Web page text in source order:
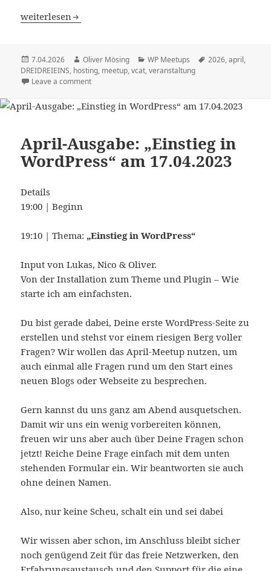
Hosting – „Wo wohnt mein WordPress?“ – Meetup
weiterlesen
Veröffentlicht
am
7.04.2026 Autor
Oliver Mösing Kategorien
WP Meetups Schlagwörter
2026,april,
DREIDREIEINS, hosting, meetup,vcat,veranstaltung
Leave a comment
April-Ausgabe: „Einstieg in
WordPress“ am 17.04.2023
Details
19:00 | Beginn
19:10 | Thema: „Einstieg in WordPress“
Input von Lukas, Nico & Oliver.
Von der Installation zum Theme und Plugin – Wie
starte ich am einfachsten.
Du bist gerade dabei, Deine erste WordPress-Seite zu
erstellen und stehst vor einem riesigen Berg voller
Fragen? Wir wollen das April-Meetup nutzen, um
auch einmal alle Fragen rund um den Start eines
neuen Blogs oder Webseite zu besprechen.
Gern kannst du uns ganz am Abend ausquetschen.
Damit wir uns ein wenig vorbereiten können,
freuen wir uns aber auch über Deine Fragen schon
jetzt! Reiche Deine Frage einfach mit dem unten
stehenden Formular ein. Wir beantworten sie auch
ohne deinen Namen.
Also, nur keine Scheu, schalt ein und sei dabei
Wir wissen aber schon, im Anschluss bleibt sicher
noch genügend Zeit für das freie Netzwerken, den